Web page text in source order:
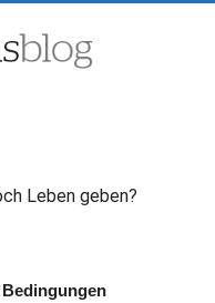
Leben geben?